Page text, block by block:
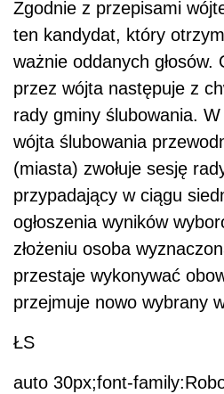
Zgodnie z przepisami
ten kandydat, który
ważnie oddanych głosów.
przez wójta następuje z
rady gminy ślubowania. W
wójta ślubowania
(miasta) zwołuje sesję
przypadający w ciągu
ogłoszenia wyników
złożeniu osoba
przestaje wykonywać
przejmuje nowo wybrany
ŁS
auto 30px;font-